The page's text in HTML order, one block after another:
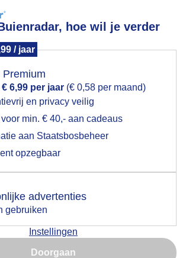
hoe wil je verder
/ jaar
Premium
€ 6,99 per jaar (€ 0,58 per maand)
en privacy veilig
min. € 40,- aan cadeaus
aan Staatsbosbeheer
opzegbaar
advertenties
gebruiken
Instellingen
Doorgaan
sneeuw.
je locatie gebruiken voor het
nog geen akkoord op hebt gegeven,
zo een pop-up uit je browser waarin
goed, toon de popup
niet, misschien later